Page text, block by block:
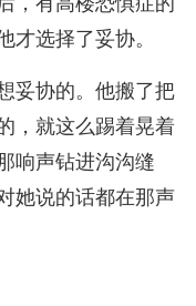
才选择了妥协。
妥协的。他搬了把
，就这么踢着晃着
响声钻进沟沟缝
她说的话都在那声